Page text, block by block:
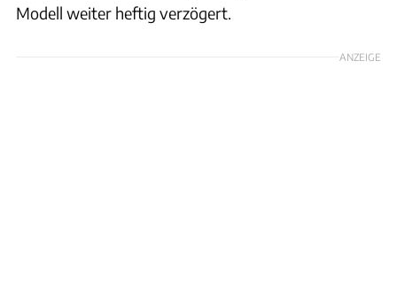
Modell weiter heftig verzögert.
ANZEIGE